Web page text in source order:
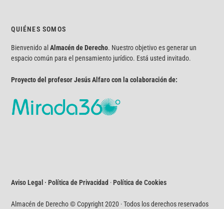
QUIÉNES SOMOS
Bienvenido alAlmacén de Derecho. Nuestro objetivo es generar un
espacio común para el pensamiento jurídico. Está usted invitado.
Proyecto del profesor Jesús Alfaro con la colaboración de:
Aviso Legal · Política de Privacidad ·Política de Cookies
Almacén de Derecho © Copyright 2020 · Todos los derechos reservados